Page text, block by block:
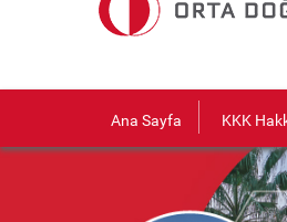
Ana Sayfa KKK